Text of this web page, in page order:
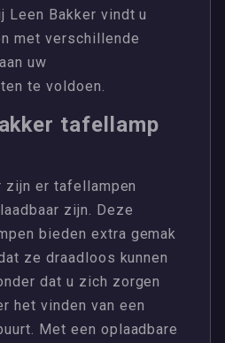
Leen Bakker vindt u
met verschillende
uw
te voldoen.
tafellamp
zijn er tafellampen
zijn. Deze
bieden extra gemak
ze draadloos kunnen
dat u zich zorgen
het vinden van een
Met een oplaadbare